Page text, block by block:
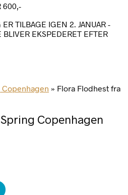
600,-
TILBAGE IGEN 2. JANUAR -
EKSPEDERET EFTER
» Flora Flodhest fra
Copenhagen